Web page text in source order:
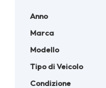
Anno
Marca
Modello
Tipo di Veicolo
Condizione